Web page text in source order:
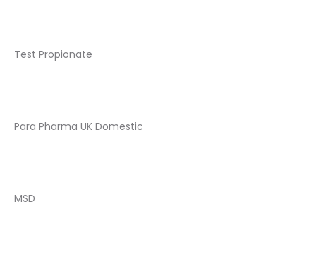
Test Propionate
Para Pharma UK Domestic
MSD